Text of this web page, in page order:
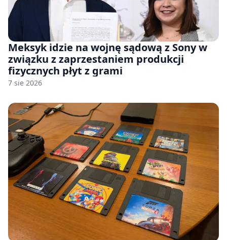
Meksyk idzie na wojnę sądową z Sony w
związku z zaprzestaniem produkcji
fizycznych płyt z grami
7 sie 2026